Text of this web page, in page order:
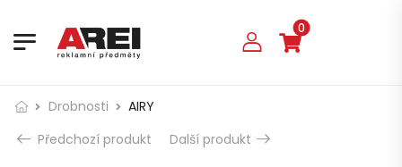
0
Drobnosti
AIRY
Předchozí produkt
Další produkt